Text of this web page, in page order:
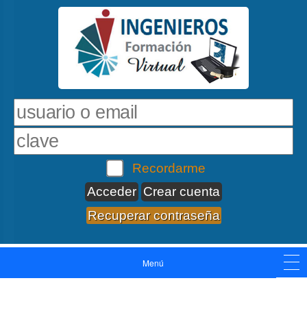
Recordarme
Crear cuenta
Recuperar contraseña
Menú